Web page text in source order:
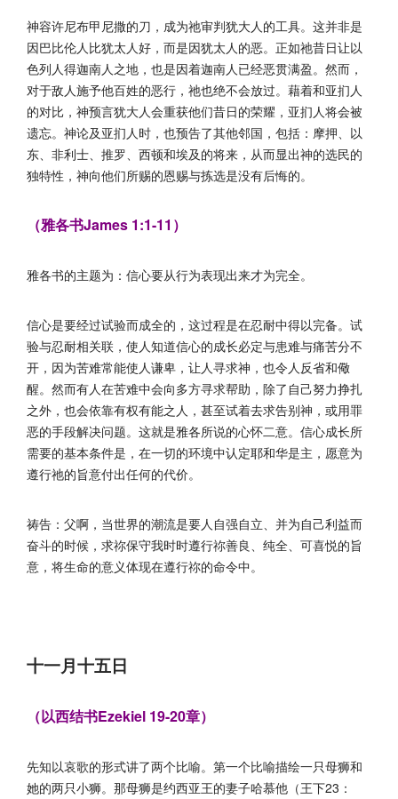
神容许尼布甲尼撒的刀，成为祂审判犹大人的工具。这并非是
因巴比伦人比犹太人好，而是因犹太人的恶。正如祂昔日让以
色列人得迦南人之地，也是因着迦南人已经恶贯满盈。然而，
对于敌人施予他百姓的恶行，祂也绝不会放过。藉着和亚扪人
的对比，神预言犹大人会重获他们昔日的荣耀，亚扪人将会被
遗忘。神论及亚扪人时，也预告了其他邻国，包括：摩押、以
东、非利士、推罗、西顿和埃及的将来，从而显出神的选民的
独特性，神向他们所赐的恩赐与拣选是没有后悔的。
（雅各书James 1:1-11）
雅各书的主题为：信心要从行为表现出来才为完全。
信心是要经过试验而成全的，这过程是在忍耐中得以完备。试
验与忍耐相关联，使人知道信心的成长必定与患难与痛苦分不
开，因为苦难常能使人谦卑，让人寻求神，也令人反省和儆
醒。然而有人在苦难中会向多方寻求帮助，除了自己努力挣扎
之外，也会依靠有权有能之人，甚至试着去求告别神，或用罪
恶的手段解决问题。这就是雅各所说的心怀二意。信心成长所
需要的基本条件是，在一切的环境中认定耶和华是主，愿意为
遵行祂的旨意付出任何的代价。
祷告：父啊，当世界的潮流是要人自强自立、并为自己利益而
奋斗的时候，求祢保守我时时遵行祢善良、纯全、可喜悦的旨
意，将生命的意义体现在遵行祢的命令中。
十一月十五日
（以西结书Ezekiel 19-20章）
先知以哀歌的形式讲了两个比喻。第一个比喻描绘一只母狮和
她的两只小狮。那母狮是约西亚王的妻子哈慕他（王下23：